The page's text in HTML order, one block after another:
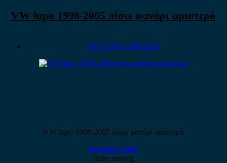
VW lupo 1998-2005 πίσω φανάρι αριστερό
VW LUPO 1998-2005
VW lupo 1998-2005 πίσω φανάρι αριστερό
Ρωτήστε τιμή
Δείτε επίσης